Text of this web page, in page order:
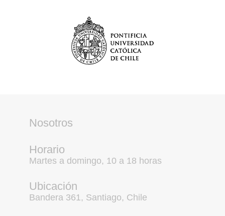
Nosotros
Horario
Martes a domingo, 10 a 18 horas
Ubicación
Bandera 361, Santiago, Chile